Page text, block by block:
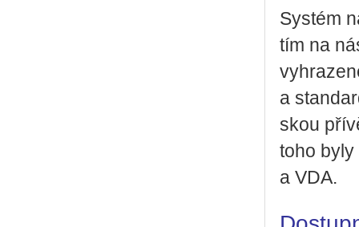
Sys­tém
tím na
a
skou
toho byly
a VDA.